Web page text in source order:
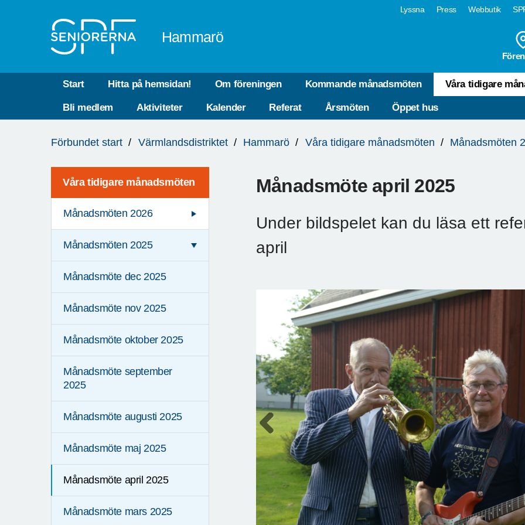
Lyssna Press Webbutik
Hammarö
Start Hitta på hemsidan! Om föreningen Kommande månadsmöten Våra tidigare
Bli medlem Aktiviteter Kalender Referat Årsmöten Öppet hus
är
Förbundet start Värmlandsdistriktet Hammarö Våra tidigare månadsmöten Månadsmöten
Våra tidigare månadsmöten
Månadsmöten 2026
Månadsmöten 2025
Månadsmöte dec 2025
Månadsmöte nov 2025
Månadsmöte oktober 2025
Månadsmöte september
2025
Månadsmöte augusti 2025
Månadsmöte maj 2025
Månadsmöte april 2025
Månadsmöte mars 2025
Månadsmöte april 2025
Under bildspelet kan du läsa ett
april
Previous